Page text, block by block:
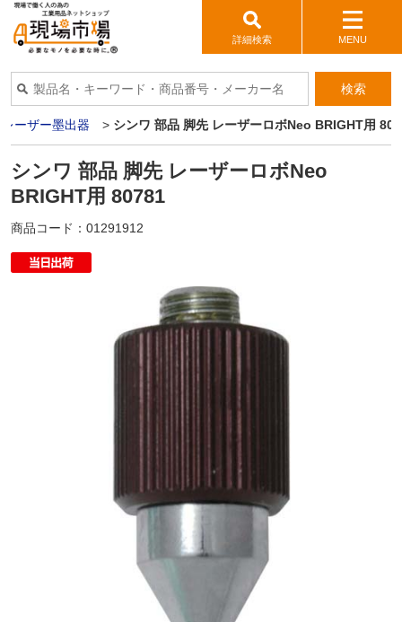
詳細検索 MENU
検索
レーザー墨出器 > シンワ 部品 脚先 レーザーロボNeo BRIGHT用
シンワ 部品 脚先 レーザーロボNeo
BRIGHT用 80781
商品コード： 01291912